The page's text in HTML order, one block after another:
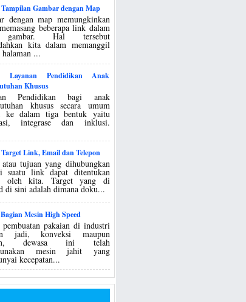
Gambar dengan Map
dengan map memungkinkan
beberapa link dalam
Hal tersebut
kita dalam memanggil
halaman ...
Layanan Pendidikan Anak
Khusus
Pendidikan bagi anak
khusus secara umum
ke dalam tiga bentuk yaitu
integrase dan inklusi.
Link, Email dan Telepon
tujuan yang dihubungkan
suatu link dapat ditentukan
oleh kita. Target yang di
di sini adalah dimana doku...
Mesin High Speed
pembuatan pakaian di industri
jadi, konveksi maupun
dewasa ini telah
mesin jahit yang
kecepatan...